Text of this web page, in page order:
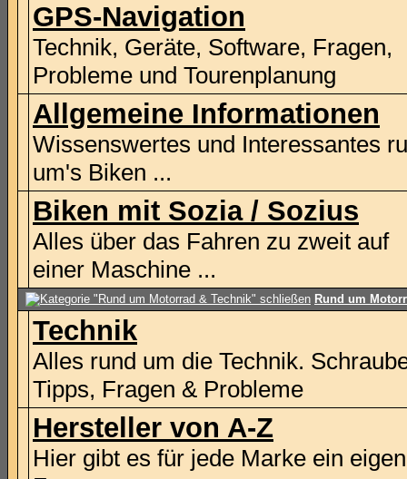
GPS-Navigation
Technik, Geräte, Software, Fragen,
Probleme und Tourenplanung
Allgemeine Informationen
Wissenswertes und Interessantes
um's Biken ...
Biken mit Sozia / Sozius
Alles über das Fahren zu zweit auf
einer Maschine ...
Rund um
Technik
Alles rund um die Technik.
Tipps, Fragen & Probleme
Hersteller von A-Z
Hier gibt es für jede Marke ein